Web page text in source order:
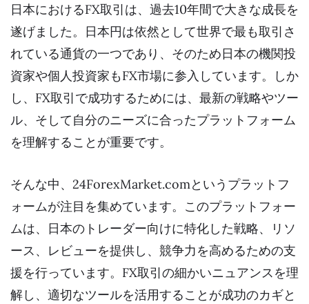
日本におけるFX取引は、過去10年間で大きな成長を
遂げました。日本円は依然として世界で最も取引さ
れている通貨の一つであり、そのため日本の機関投
資家や個人投資家もFX市場に参入しています。しか
し、FX取引で成功するためには、最新の戦略やツー
ル、そして自分のニーズに合ったプラットフォーム
を理解することが重要です。
そんな中、24ForexMarket.comというプラットフ
ォームが注目を集めています。このプラットフォー
ムは、日本のトレーダー向けに特化した戦略、リソ
ース、レビューを提供し、競争力を高めるための支
援を行っています。FX取引の細かいニュアンスを理
解し、適切なツールを活用することが成功のカギと